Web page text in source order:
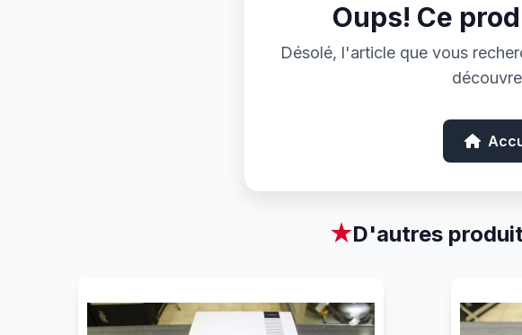
Oups! Ce
Désolé, l'article que vous
★D'autres